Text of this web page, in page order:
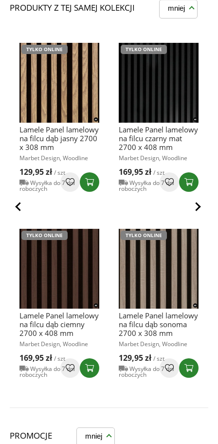
PRODUKTY Z TEJ SAMEJ KOLEKCJI mniej
TYLKO ONLINE
Lamele Panel lamelowy
na filcu dąb jasny 2700
x 308 mm
Marbet Design, Woodline
129,95 zł / szt
Wysyłka do 7 dni
roboczych
TYLKO ONLINE
Lamele Panel lamelowy
na filcu dąb ciemny
2700 x 408 mm
Marbet Design, Woodline
169,95 zł / szt
Wysyłka do 7 dni
roboczych
TYLKO ONLINE
Lamele Panel lamelowy
na filcu czarny mat
2700 x 408 mm
Marbet Design, Woodline
169,95 zł / szt
Wysyłka do 7 dni
roboczych
TYLKO ONLINE
Lamele Panel lamelowy
na filcu dąb sonoma
2700 x 308 mm
Marbet Design, Woodline
129,95 zł / szt
Wysyłka do 7 dni
roboczych
PROMOCJE mniej